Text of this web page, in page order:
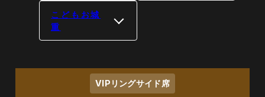
こどもお城
重
VIPリングサイド席